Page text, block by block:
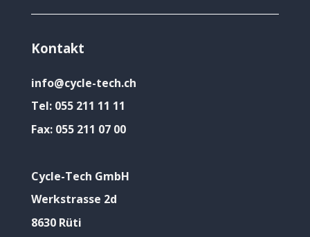
Kontakt
info@cycle-tech.ch
Tel: 055 211 11 11
Fax: 055 211 07 00
Cycle-Tech GmbH
Werkstrasse 2d
8630 Rüti